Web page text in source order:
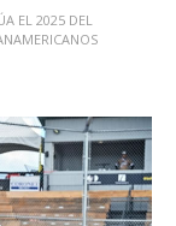
EL 2025 DEL